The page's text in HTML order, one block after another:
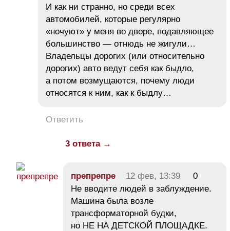
И как ни странно, но среди всех
автомобилей, которые регулярно
«ночуют» у меня во дворе, подавляющее
большинство — отнюдь не жигули…
Владельцы дорогих (или относительно
дорогих) авто ведут себя как быдло,
а потом возмущаются, почему люди
относятся к ним, как к быдлу…
Ответить
3 ответа →
препрепре 12 фев, 13:39
0
Не вводите людей в заблуждение.
Машина была возле
трансформаторной будки,
но НЕ НА ДЕТСКОЙ ПЛОЩАДКЕ.